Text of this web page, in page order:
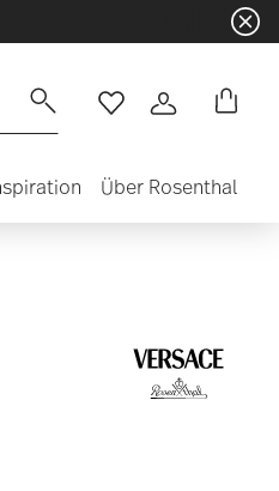
WishlistAnmelden
Über Rosenthal